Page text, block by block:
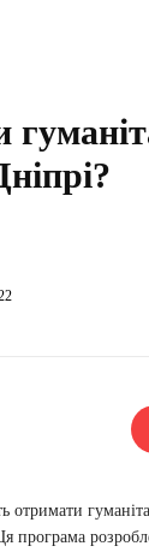
отримати
програма